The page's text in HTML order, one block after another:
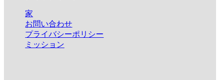
家
お問い合わせ
プライバシーポリシー
ミッション